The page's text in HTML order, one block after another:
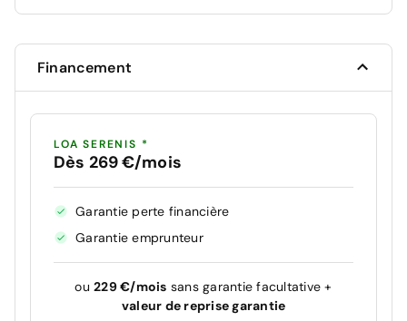
Financement
LOA SERENIS *
Dès 269 €/mois
Garantie perte financière
Garantie emprunteur
ou229 €/mois sans garantie facultative +
valeur de reprise garantie